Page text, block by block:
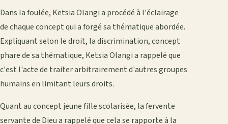
Dans la foulée, Ketsia Olangi a procédé à l'éclairage
de chaque concept qui a forgé sa thématique abordée.
Expliquant selon le droit, la discrimination, concept
phare de sa thématique, Ketsia Olangi a rappelé que
c'est l'acte de traiter arbitrairement d'autres groupes
humains en limitant leurs droits.
Quant au concept jeune fille scolarisée, la fervente
servante de Dieu a rappelé que cela se rapporte à la